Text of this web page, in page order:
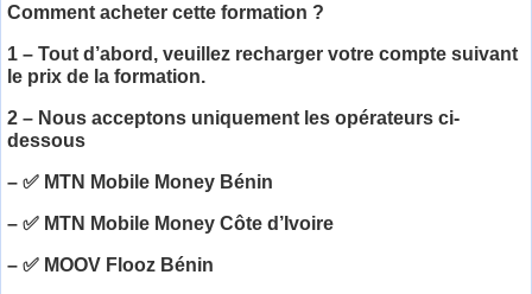
Comment acheter cette formation ?
1 – Tout d’abord, veuillez recharger votre compte suivant
le prix de la formation.
2 – Nous acceptons uniquement les opérateurs ci-
dessous
– ✅ MTN Mobile Money Bénin
– ✅ MTN Mobile Money Côte d’Ivoire
– ✅ MOOV Flooz Bénin